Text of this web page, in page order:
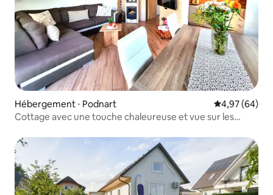
Hébergement ⋅ Podnart Évaluation
4,97 (64)
Cottage avec une touche chaleureuse et vue sur les